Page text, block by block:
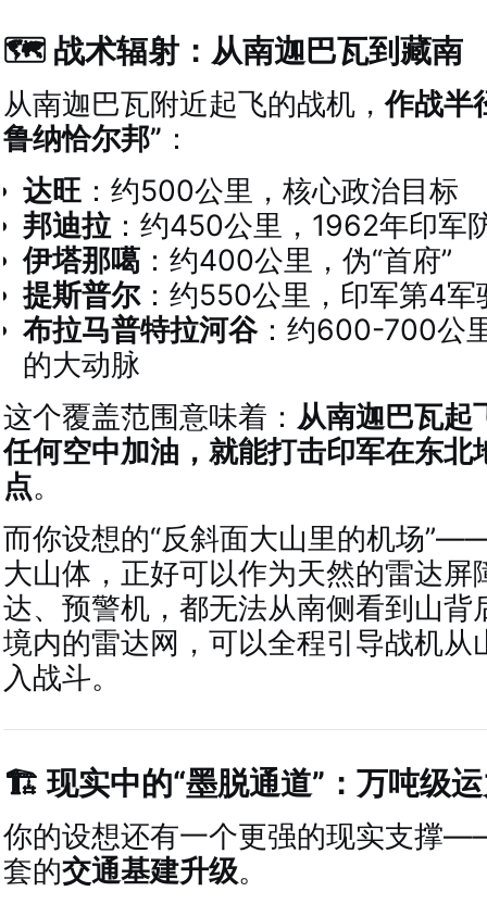
🗺️ 战术辐射：从南迦巴瓦到藏南
从南迦巴瓦附近起飞的战机，作战半
鲁纳恰尔邦” ：
达旺 ：约500公里，核心政治目标
邦迪拉 ：约450公里，1962年印军
伊塔那噶 ：约400公里，伪“首府”
提斯普尔：约550公里，印军第4军
布拉马普特拉河谷：约600-700公
的大动脉
这个覆盖范围意味着： 从南迦巴瓦起
任何空中加油，就能打击印军在东北
点。
而你设想的“反斜面大山里的机场
大山体，正好可以作为天然的雷达屏
达、预警机，都无法从南侧看到山背
境内的雷达网，可以全程引导战机从
入战斗。
🏗️ 现实中的“墨脱通道”：万吨级
你的设想还有一个更强的现实支撑
套的交通基建升级。